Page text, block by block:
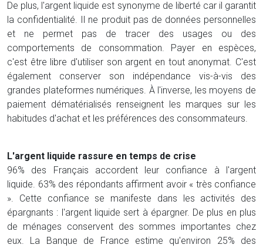
De plus, l'argent liquide est synonyme de liberté car il garantit
la confidentialité. Il ne produit pas de données personnelles
et ne permet pas de tracer des usages ou des
comportements de consommation. Payer en espèces,
c'est être libre d'utiliser son argent en tout anonymat. C'est
également conserver son indépendance vis-à-vis des
grandes plateformes numériques. À l'inverse, les moyens de
paiement dématérialisés renseignent les marques sur les
habitudes d'achat et les préférences des consommateurs.
L'argent liquide rassure en temps de crise
96% des Français accordent leur confiance à l'argent
liquide. 63% des répondants affirment avoir « très confiance
». Cette confiance se manifeste dans les activités des
épargnants : l'argent liquide sert à épargner. De plus en plus
de ménages conservent des sommes importantes chez
eux. La Banque de France estime qu'environ 25% des